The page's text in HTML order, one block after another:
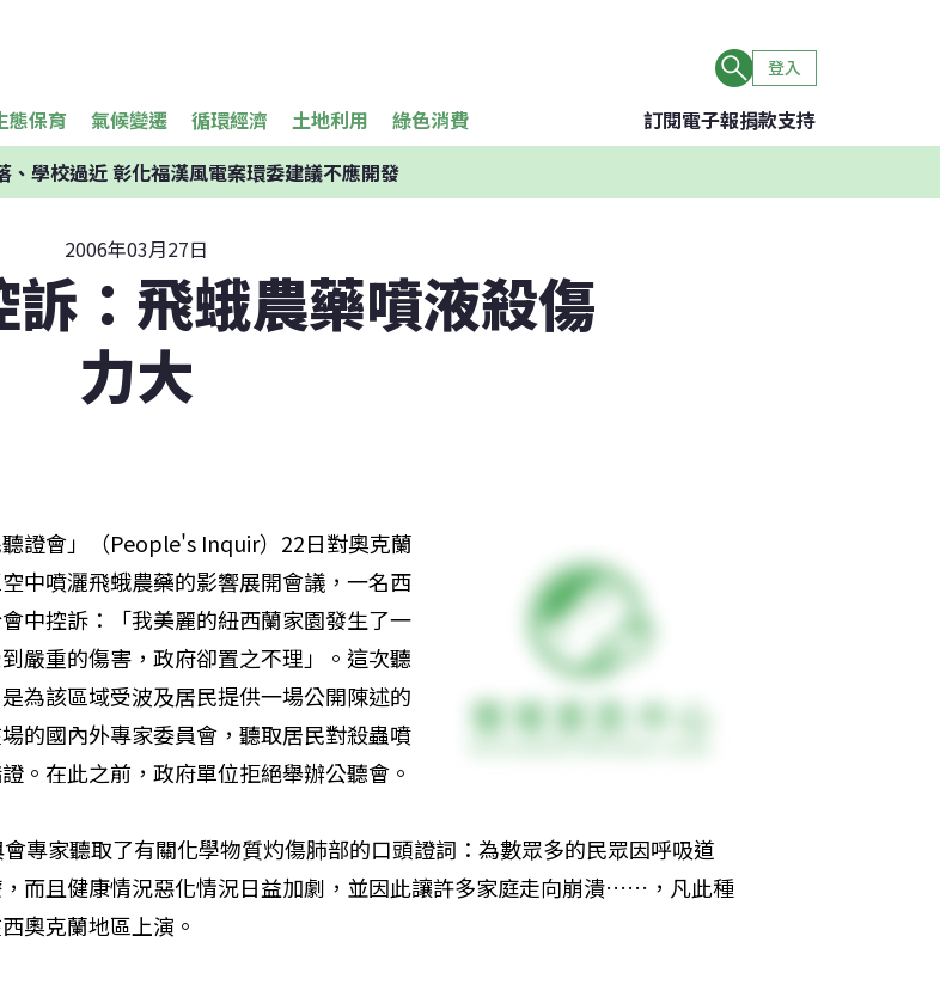
登入
態保育 氣候變遷 循環經濟 土地利用 綠色消費 訂閱電子報捐款支持
、學校過近 彰化福漢風電案環委建議不應開發
2006年03月27日
：飛蛾農藥噴液殺傷
力大
證會」（People's Inquir）22日對奧克蘭
中噴灑飛蛾農藥的影響展開會議，一名西
中控訴：「我美麗的紐西蘭家園發生了一
嚴重的傷害，政府卻置之不理」。這次聽
為該區域受波及居民提供一場公開陳述的
的國內外專家委員會，聽取居民對殺蟲噴
。在此之前，政府單位拒絕舉辦公聽會。
專家聽取了有關化學物質灼傷肺部的口頭證詞：為數眾多的民眾因呼吸道
而且健康情況惡化情況日益加劇，並因此讓許多家庭走向崩潰……，凡此種
奧克蘭地區上演。